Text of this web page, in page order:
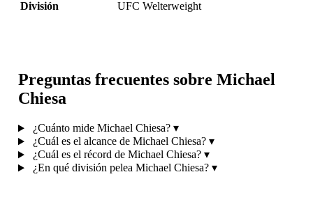
División
UFC Welterweight
Preguntas frecuentes sobre Michael
Chiesa
¿Cuánto mide Michael Chiesa? ▾
¿Cuál es el alcance de Michael Chiesa? ▾
¿Cuál es el récord de Michael Chiesa? ▾
¿En qué división pelea Michael Chiesa? ▾